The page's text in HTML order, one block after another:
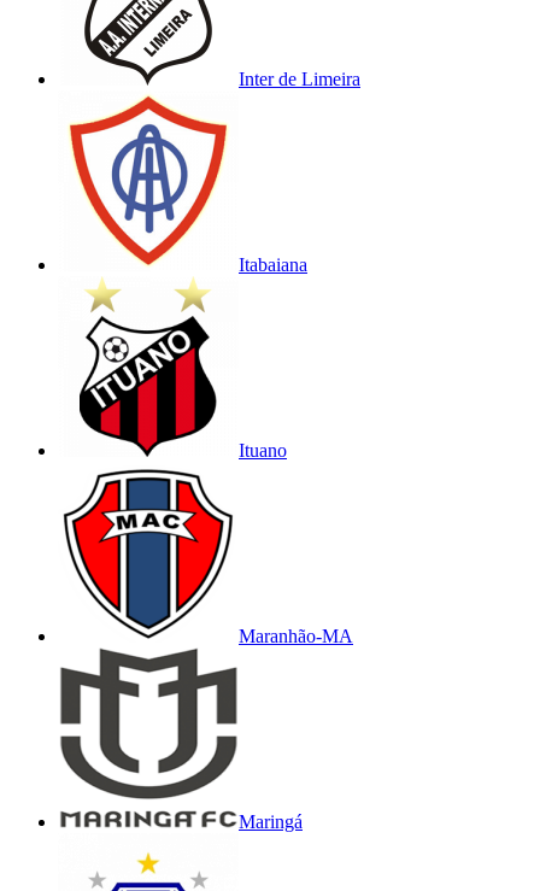
Inter de Limeira
Itabaiana
Ituano
Maranhão-MA
Maringá